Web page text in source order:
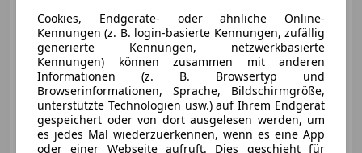
€ 12 880 1
05/2020 97 641 km Diesel
110 kW (150 PS)
Finazierung ohne Anzahlung möglich!
Cookies, Endgeräte- oder ähnliche Online-
Kennungen (z. B. login-basierte Kennungen, zufällig
generierte Kennungen, netzwerkbasierte
Kennungen) können zusammen mit anderen
Informationen (z. B. Browsertyp und
Browserinformationen, Sprache, Bildschirmgröße,
unterstützte Technologien usw.) auf Ihrem Endgerät
gespeichert oder von dort ausgelesen werden, um
es jedes Mal wiederzuerkennen, wenn es eine App
oder einer Webseite aufruft. Dies geschieht für